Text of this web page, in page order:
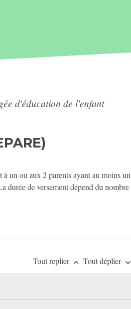
d'éducation de l'enfant
un ou aux 2 parents ayant au moins un
durée de versement dépend du nombre
Tout replier keyboard_arrow_up Tout déplier keyboard_arrow_down